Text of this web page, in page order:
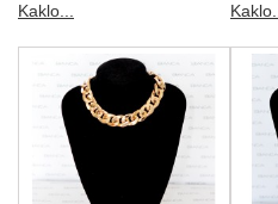
Kaklo... Kaklo...